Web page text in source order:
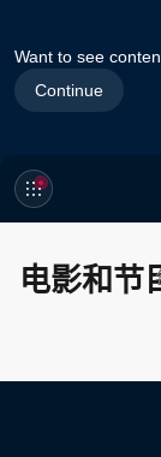
Want to see
Continue
电影和节